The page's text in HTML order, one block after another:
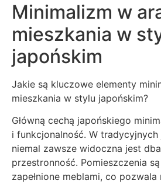
Minimalizm w
mieszkania w
japońskim
Jakie są kluczowe elementy
mieszkania w stylu japońskim?
Główną cechą japońskiego
i funkcjonalność. W
niemal zawsze widoczna jest
przestronność. Pomieszczenia
zapełnione meblami, co